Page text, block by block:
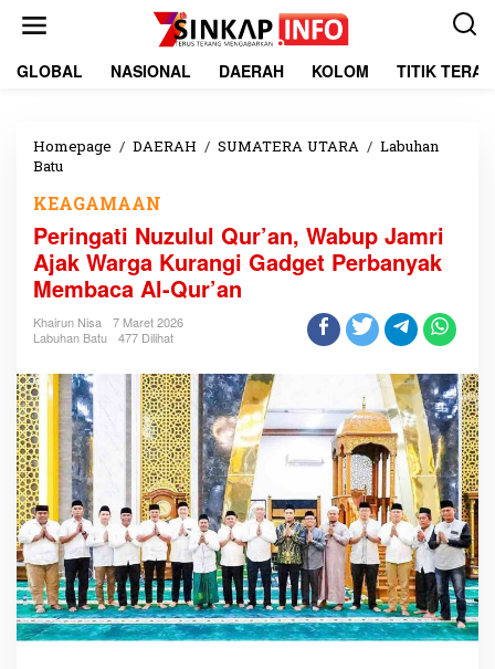
GLOBAL NASIONAL DAERAH KOLOM TITIK
Homepage / DAERAH / SUMATERA UTARA / Labuhan
Batu
r
i
n
g
a
i
N
z
u
l
Q
u
r
’
a
n
,
W
a
KEAGAMAAN
Peringati Nuzulul Qur’an, Wabup Jamri
Ajak Warga Kurangi Gadget Perbanyak
Membaca Al-Qur’an
Khairun Nisa
7 Maret 2026
Labuhan Batu
477 Dilihat